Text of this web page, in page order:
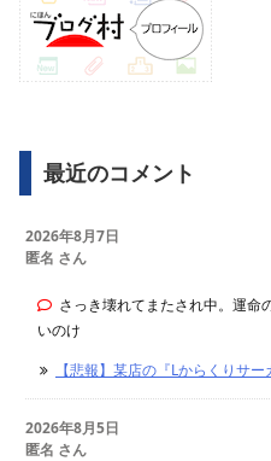
最近のコメント
2026年8月7日
匿名 さん
さっき壊れてまたされ中。運命
いのけ
【悲報】某店の『Lからくりサー
2026年8月5日
匿名 さん